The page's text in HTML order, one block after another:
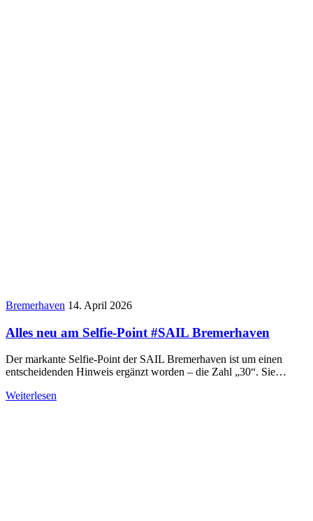
Bremerhaven 14. April 2026
Alles neu am Selfie-Point #SAIL Bremerhaven
Der markante Selfie-Point der SAIL Bremerhaven ist um einen
entscheidenden Hinweis ergänzt worden – die Zahl „30“. Sie…
Weiterlesen